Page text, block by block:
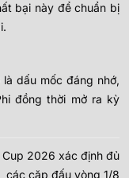
bại này để chuẩn bị
là dấu mốc đáng nhớ,
đồng thời mở ra kỳ
Cup 2026 xác định đủ
các cặp đấu vòng 1/8